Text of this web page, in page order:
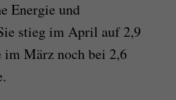
Energie und
stieg im April auf 2,9
im März noch bei 2,6